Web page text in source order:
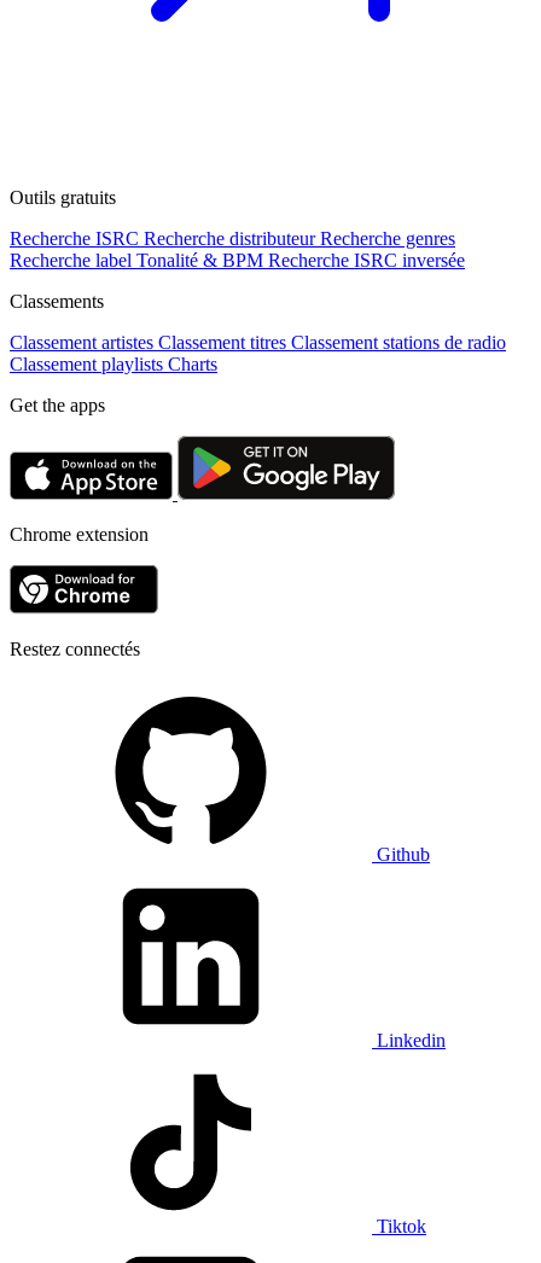
Outils gratuits
Recherche ISRC Recherche distributeur Recherche genres
Recherche label Tonalité & BPM Recherche ISRC inversée
Classements
Classement artistes Classement titres Classement stations de radio
Classement playlists Charts
Get the apps
Chrome extension
Restez connectés
Github
Linkedin
Tiktok